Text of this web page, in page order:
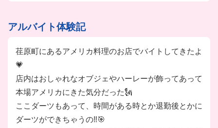
アルバイト体験記
荏原町にあるアメリカ料理のお店でバイトしてきたよ
💗
店内はおしゃれなオブジェやハーレーが飾ってあって
本場アメリカにきた気分だった🗽
ここダーツもあって、時間がある時とか退勤後とかに
ダーツができちゃうの‼️🎯